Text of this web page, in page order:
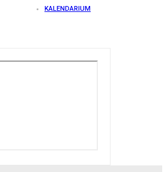
KALENDARIUM